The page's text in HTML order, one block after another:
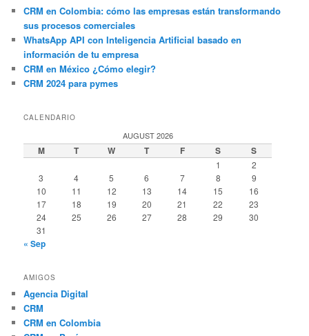
CRM en Colombia: cómo las empresas están transformando
sus procesos comerciales
WhatsApp API con Inteligencia Artificial basado en
información de tu empresa
CRM en México ¿Cómo elegir?
CRM 2024 para pymes
CALENDARIO
AUGUST 2026
M T W T F S S
1
2
3
4 5 6 7 8
9
10
11 12 13 14 15
16
17
18 19 20 21 22
23
24
25 26 27 28 29
30
31
« Sep
AMIGOS
Agencia Digital
CRM
CRM en Colombia